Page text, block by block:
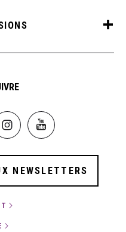
Image
NEWSLETTERS